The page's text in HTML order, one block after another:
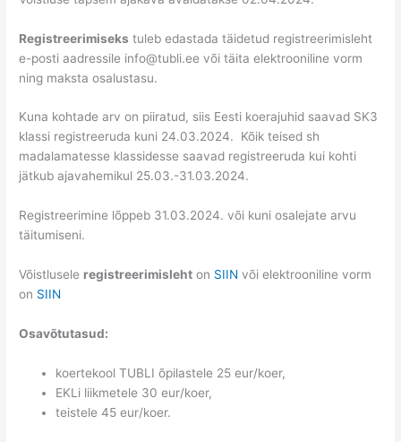
Registreerimiseks tuleb edastada täidetud registreerimisleht
e-posti aadressile info@tubli.ee või täita elektrooniline vorm
ning maksta osalustasu.
Kuna kohtade arv on piiratud, siis Eesti koerajuhid saavad SK3
klassi registreeruda kuni 24.03.2024. Kõik teised sh
madalamatesse klassidesse saavad registreeruda kui kohti
jätkub ajavahemikul 25.03.-31.03.2024.
Registreerimine lõppeb 31.03.2024. või kuni osalejate arvu
täitumiseni.
Võistlusele registreerimisleht on SIIN või elektrooniline vorm
on SIIN
Osavõtutasud:
koertekool TUBLI õpilastele 25 eur/koer,
EKLi liikmetele 30 eur/koer,
teistele 45 eur/koer.